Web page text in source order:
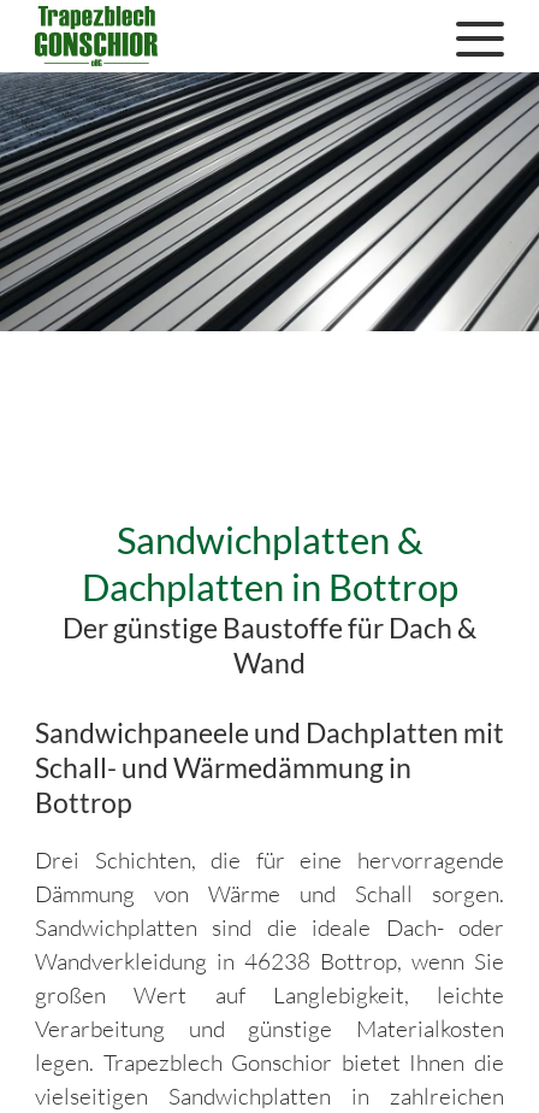
Sandwichplatten &
Dachplatten in Bottrop
Der günstige Baustoffe für Dach &
Wand
Sandwichpaneele und Dachplatten mit
Schall- und Wärmedämmung in
Bottrop
Drei Schichten, die für eine hervorragende
Dämmung von Wärme und Schall sorgen.
Sandwichplatten sind die ideale Dach- oder
Wandverkleidung in 46238 Bottrop, wenn Sie
großen Wert auf Langlebigkeit, leichte
Verarbeitung und günstige Materialkosten
legen. Trapezblech Gonschior bietet Ihnen die
vielseitigen Sandwichplatten in zahlreichen